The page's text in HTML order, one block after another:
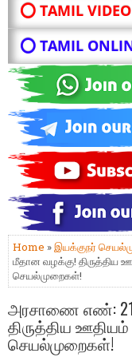
⭕ TAMIL
⭕ TAMIL
Home »இயக்குநர்
மீதான வழக்கு! திருத்திய
செயல்முறைகள்!
அரசாணை எண்:
திருத்திய
செயல்முறைகள்!